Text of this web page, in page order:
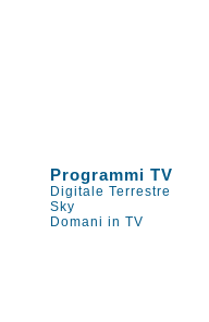
Programmi TV
Digitale Terrestre
Sky
Domani in TV